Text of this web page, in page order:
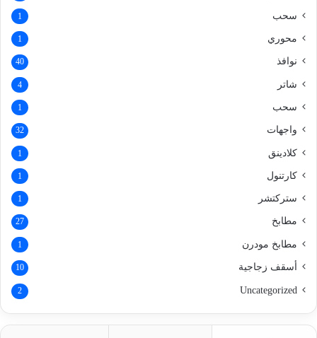
سحب 1
محوري 1
نوافذ 40
شاتر 4
سحب 1
واجهات 32
كلادينق 1
كارتنول 1
ستركتشر 1
مطابخ 27
مطابخ مودرن 1
أسقف زجاجية 10
Uncategorized
2